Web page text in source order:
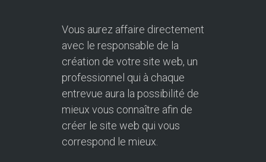
Vous aurez affaire directement
avec le responsable de la
création de votre site web, un
professionnel qui à chaque
entrevue aura la possibilité de
mieux vous connaître afin de
créer le site web qui vous
correspond le mieux.